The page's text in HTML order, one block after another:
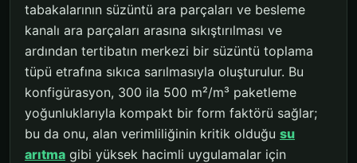
tabakalarının süzüntü ara parçaları ve besleme
kanalı ara parçaları arasına sıkıştırılması ve
ardından tertibatın merkezi bir süzüntü toplama
tüpü etrafına sıkıca sarılmasıyla oluşturulur. Bu
konfigürasyon, 300 ila 500 m²/m³ paketleme
yoğunluklarıyla kompakt bir form faktörü sağlar;
bu da onu, alan verimliliğinin kritik olduğu su
arıtma gibi yüksek hacimli uygulamalar için